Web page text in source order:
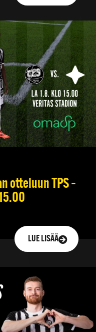
otteluun TPS –
LUE LISÄÄ